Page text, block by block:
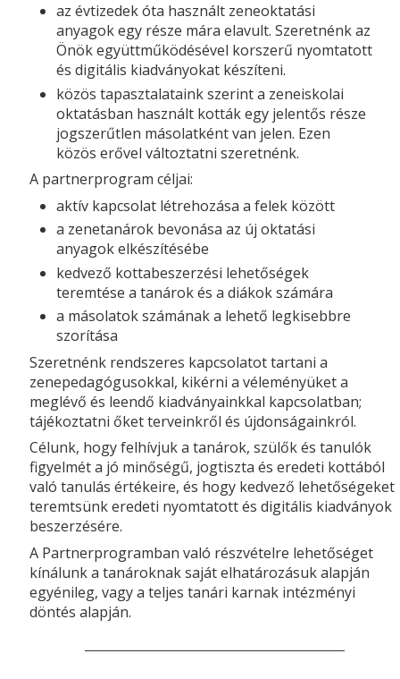
az évtizedek óta használt zeneoktatási
anyagok egy része mára elavult. Szeretnénk az
Önök együttműködésével korszerű nyomtatott
és digitális kiadványokat készíteni.
közös tapasztalataink szerint a zeneiskolai
oktatásban használt kották egy jelentős része
jogszerűtlen másolatként van jelen. Ezen
közös erővel változtatni szeretnénk.
A partnerprogram céljai:
aktív kapcsolat létrehozása a felek között
a zenetanárok bevonása az új oktatási
anyagok elkészítésébe
kedvező kottabeszerzési lehetőségek
teremtése a tanárok és a diákok számára
a másolatok számának a lehető legkisebbre
szorítása
Szeretnénk rendszeres kapcsolatot tartani a
zenepedagógusokkal, kikérni a véleményüket a
meglévő és leendő kiadványainkkal kapcsolatban;
tájékoztatni őket terveinkről és újdonságainkról.
Célunk, hogy felhívjuk a tanárok, szülők és tanulók
figyelmét a jó minőségű, jogtiszta és eredeti kottából
való tanulás értékeire, és hogy kedvező lehetőségeket
teremtsünk eredeti nyomtatott és digitális kiadványok
beszerzésére.
A Partnerprogramban való részvételre lehetőséget
kínálunk a tanároknak saját elhatározásuk alapján
egyénileg, vagy a teljes tanári karnak intézményi
döntés alapján.